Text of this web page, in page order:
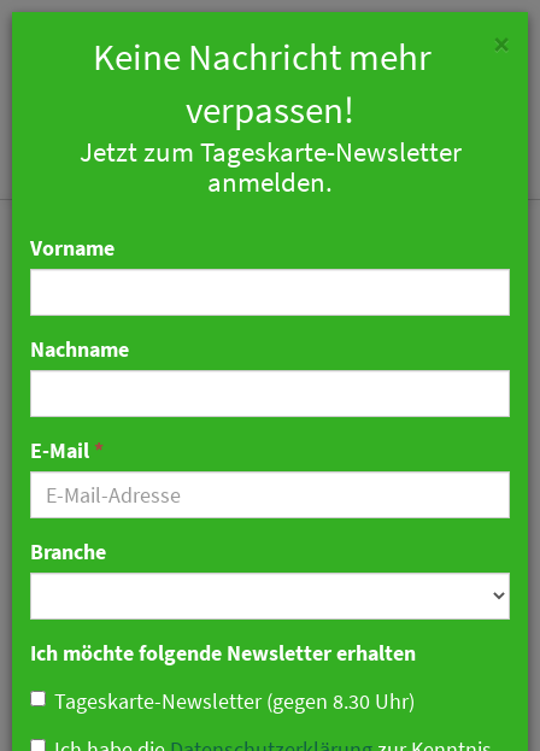
Verbändebündnis gegen
Tierhaltungslogo in
Restaurants
×
Keine Nachricht mehr
verpassen!
Jetzt zum Tageskarte-Newsletter
anmelden.
Vorname
Nachname
E-Mail *
Branche
Ich möchte folgende Newsletter erhalten
Tageskarte-Newsletter (gegen 8.30 Uhr)